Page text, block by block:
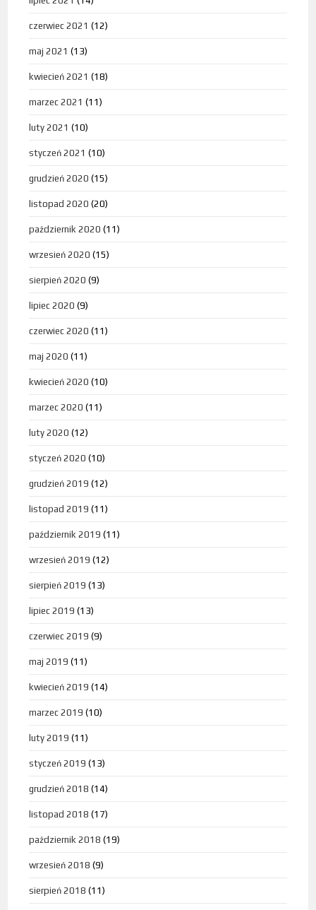
czerwiec 2021 (12)
maj 2021 (13)
kwiecień 2021 (18)
marzec 2021 (11)
luty 2021 (10)
styczeń 2021 (10)
grudzień 2020 (15)
listopad 2020 (20)
październik 2020 (11)
wrzesień 2020 (15)
sierpień 2020 (9)
lipiec 2020 (9)
czerwiec 2020 (11)
maj 2020 (11)
kwiecień 2020 (10)
marzec 2020 (11)
luty 2020 (12)
styczeń 2020 (10)
grudzień 2019 (12)
listopad 2019 (11)
październik 2019 (11)
wrzesień 2019 (12)
sierpień 2019 (13)
lipiec 2019 (13)
czerwiec 2019 (9)
maj 2019 (11)
kwiecień 2019 (14)
marzec 2019 (10)
luty 2019 (11)
styczeń 2019 (13)
grudzień 2018 (14)
listopad 2018 (17)
październik 2018 (19)
wrzesień 2018 (9)
sierpień 2018 (11)